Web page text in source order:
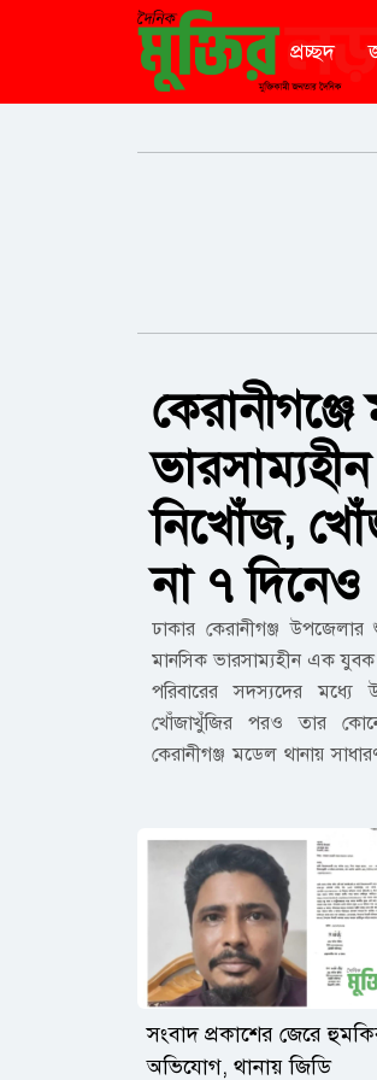
প্রচ্ছদ
নিখোঁজ,
না ৭ দিনেও
ঢাকার কেরানীগঞ্জ
মানসিক ভারসাম্যহীন এক
পরিবারের সদস্যদের মধ্যে
খোঁজাখুঁজির পরও তার
কেরানীগঞ্জ মডেল থানায়
দীর্ঘদিন ধরে মানসিক
২০২৬ ভোর আনুমানিক ৫টার
জানিয়ে বাড়ি থেকে বের
অবস্থান সম্পর্কে পরিবারের
পারেননি।পরিবারের সদস্যরা
খোঁজ নেওয়া, আত্মীয়-স্বজন
যোগাযোগ করা হলেও এখন
মেলেনি। তার শারীরিক ও
সংবাদ প্রকাশের জেরে
অভিযোগ, থানায় জিডি